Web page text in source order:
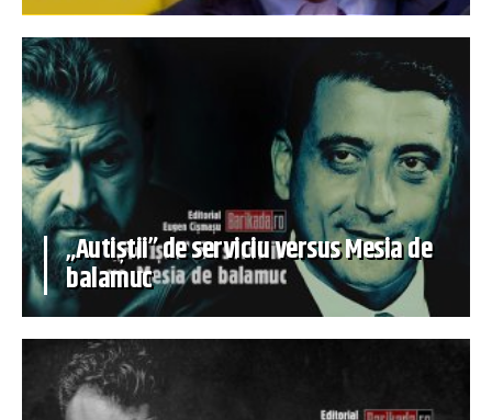
„Autiștii” de serviciu versus Mesia de
balamuc